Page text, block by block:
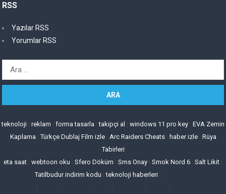
RSS
Yazılar RSS
Yorumlar RSS
Arama:
teknoloji reklam forma tasarla |takipçi al windows 11 pro key EVA Zemin
Kaplama |Türkçe Dublaj Film izle| Arc Raiders Cheats| haber izle| Rüya
Tabirleri
eta saat webtoon oku Sfero Döküm Sms Onay Smok Nord 6 Salt Likit
Tatilbudur indirim kodu |teknoloji haberleri|